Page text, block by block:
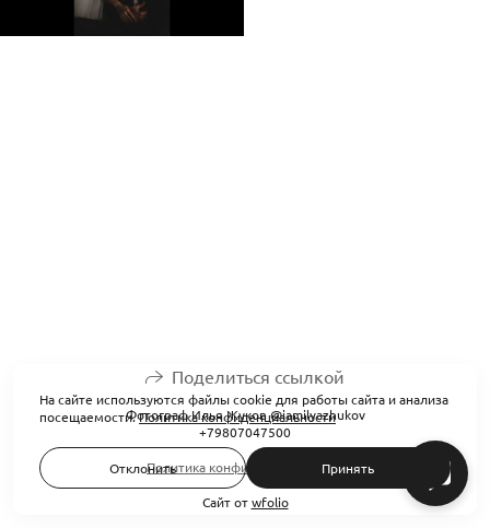
Поделиться ссылкой
Фотограф Илья Жуков @iamilyazhukov
+79807047500
Политика конфиденциальности
Сайт отwfolio
На сайте используются файлы cookie для работы сайта и анализа
посещаемости.Политика конфиденциальности
Отклонить Принять